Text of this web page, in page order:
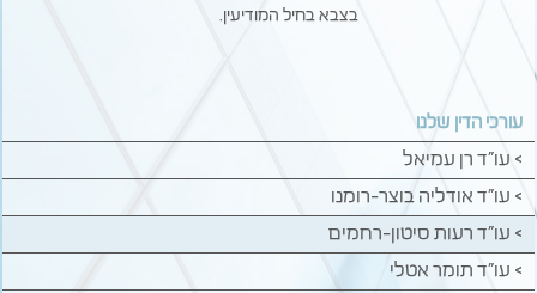
בצבא בחיל המודיעין.
עורכי הדין שלנו
> עו"ד רן עמיאל
> עו"ד אודליה בוצר-רומנו
> עו"ד רעות סיטון-רחמים
> עו"ד תומר אטלי